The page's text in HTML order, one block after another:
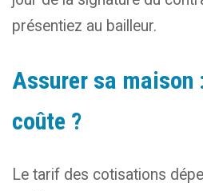
présentiez au bailleur.
Assurer sa maison
coûte ?
Le tarif des cotisations